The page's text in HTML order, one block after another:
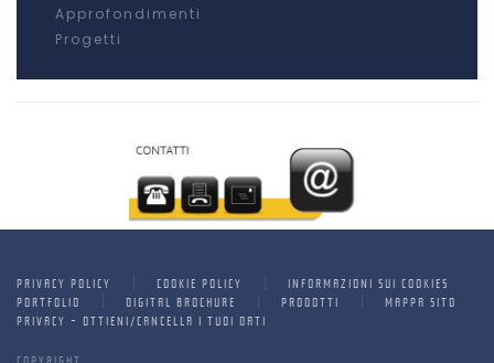
Approfondimenti
Progetti
PRIVACY POLICY COOKIE POLICY
INFORMAZIONI SUI COOKIES
PORTFOLIO
DIGITAL BROCHURE PRODOTTI
MAPPA SITO
PRIVACY - OTTIENI/CANCELLA I TUOI DATI